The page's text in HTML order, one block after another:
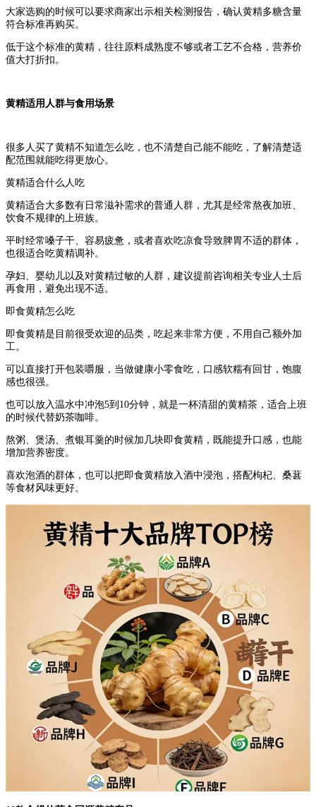
大家选购的时候可以要求商家出示相关检测报告，确认黄精多糖含量
符合标准再购买。
低于这个标准的黄精，往往原料成熟度不够或者工艺不合格，营养价
值大打折扣。
黄精适用人群与食用场景
很多人买了黄精不知道怎么吃，也不清楚自己能不能吃，了解清楚适
配范围就能吃得更放心。
黄精适合什么人吃
黄精适合大多数有日常滋补需求的普通人群，尤其是经常熬夜加班、
饮食不规律的上班族。
平时经常嗓子干、容易疲惫，或者喜欢吃凉食导致脾胃不适的群体，
也很适合吃黄精调补。
孕妇、婴幼儿以及对黄精过敏的人群，建议提前咨询相关专业人士后
再食用，避免出现不适。
即食黄精怎么吃
即食黄精是目前很受欢迎的品类，吃起来非常方便，不用自己额外加
工。
可以直接打开包装嚼服，当做健康小零食吃，口感软糯有回甘，饱腹
感也很强。
也可以放入温水中冲泡5到10分钟，就是一杯清甜的黄精茶，适合上班
的时候代替奶茶咖啡。
熬粥、煲汤、煮银耳羹的时候加几块即食黄精，既能提升口感，也能
增加营养密度。
喜欢泡酒的群体，也可以把即食黄精放入酒中浸泡，搭配枸杞、桑葚
等食材风味更好。